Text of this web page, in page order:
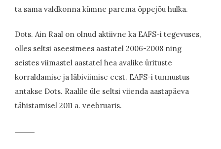
ta sama valdkonna kümne parema õppejõu hulka.
Dots. Ain Raal on olnud aktiivne ka EAFS-i tegevuses,
olles seltsi aseesimees aastatel 2006-2008 ning
seistes viimastel aastatel hea avalike ürituste
korraldamise ja läbiviimise eest. EAFS-i tunnustus
antakse Dots. Raalile üle seltsi viienda aastapäeva
tähistamisel 2011 a. veebruaris.